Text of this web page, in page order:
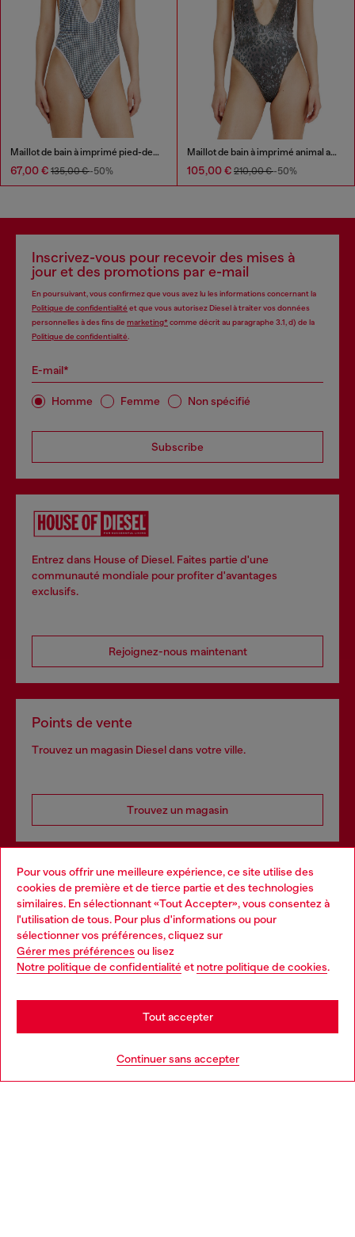
Pour vous offrir une meilleure expérience, ce site utilise des
cookies de première et de tierce partie et des technologies
similaires. En sélectionnant «Tout Accepter», vous consentez à
l'utilisation de tous. Pour plus d'informations ou pour
sélectionner vos préférences, cliquez sur
Gérer mes préférences ou lisez
Notre politique de confidentialitéet notre politique de cookies.
Continuer sans accepter
Tout accepter
Maillot de bain à imprimé pied-de-poule
67,00 € 135,00 €-50%
Maillot de bain à imprimé animal avec décolleté profond
105,00 € 210,00 €-50%
Inscrivez-vous pour recevoir des mises à
jour et des promotions par e-mail
En poursuivant, vous confirmez que vous avez lu les informations concernant la
Politique de confidentialité et que vous autorisez Diesel à traiter vos données
personnelles à des fins de marketing*comme décrit au paragraphe 3.1, d) de la
Politique de confidentialité
E-mail*
Homme Femme Non spécifié
Subscribe
Entrez dans House of Diesel. Faites partie d'une
communauté mondiale pour profiter d'avantages
exclusifs.
Rejoignez-nous maintenant
Points de vente
Trouvez un magasin Diesel dans votre ville.
Trouvez un magasin
Services omnicanaux
Découvrez tous nos services, en ligne et en magasin.
En savoir plus
Choose your location
You are currently browsing France website, but it seems you
may be based in United States